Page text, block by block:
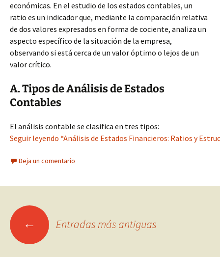
económicas. En el estudio de los estados contables, un
ratio es un indicador que, mediante la comparación relativa
de dos valores expresados en forma de cociente, analiza un
aspecto específico de la situación de la empresa,
observando si está cerca de un valor óptimo o lejos de un
valor crítico.
A. Tipos de Análisis de Estados
Contables
El análisis contable se clasifica en tres tipos:
Seguir leyendo “Análisis de Estados Financieros: Ratios y
Deja un comentario
Ir ← Entradas más antiguas